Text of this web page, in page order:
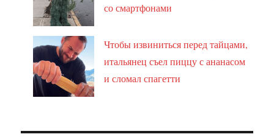
со смартфонами
Чтобы извиниться перед тайцами,
итальянец съел пиццу с ананасом
и сломал спагетти